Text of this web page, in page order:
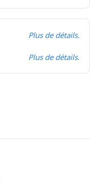
Plus de détails.
Plus de détails.